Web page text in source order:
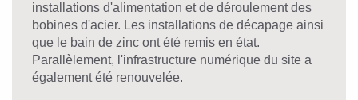
installations d'alimentation et de déroulement des
bobines d'acier. Les installations de décapage ainsi
que le bain de zinc ont été remis en état.
Parallèlement, l'infrastructure numérique du site a
également été renouvelée.